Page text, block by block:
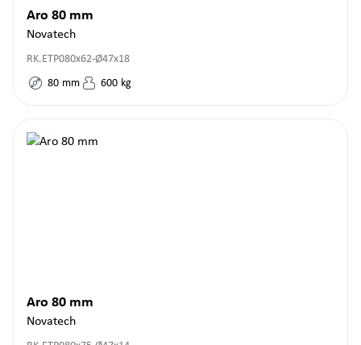
Aro 80 mm
Novatech
RK.ETP080x62-Ø47x18
80 mm 600 kg
Aro 80 mm
Novatech